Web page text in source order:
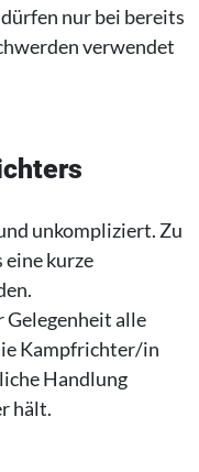
nur bei bereits
verwendet
unkompliziert. Zu
eine kurze
Gelegenheit alle
Kampfrichter/in
Handlung
hält.